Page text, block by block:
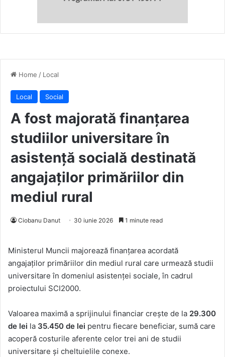
Home / Local
Local Social
A fost majorată finanțarea
studiilor universitare în
asistență socială destinată
angajaților primăriilor din
mediul rural
Ciobanu Danut 30 iunie 2026 1 minute read
Ministerul Muncii majorează finanțarea acordată
angajaților primăriilor din mediul rural care urmează studii
universitare în domeniul asistenței sociale, în cadrul
proiectului SCI2000.
Valoarea maximă a sprijinului financiar crește de la 29.300
de lei la 35.450 de lei pentru fiecare beneficiar, sumă care
acoperă costurile aferente celor trei ani de studii
universitare și cheltuielile conexe.